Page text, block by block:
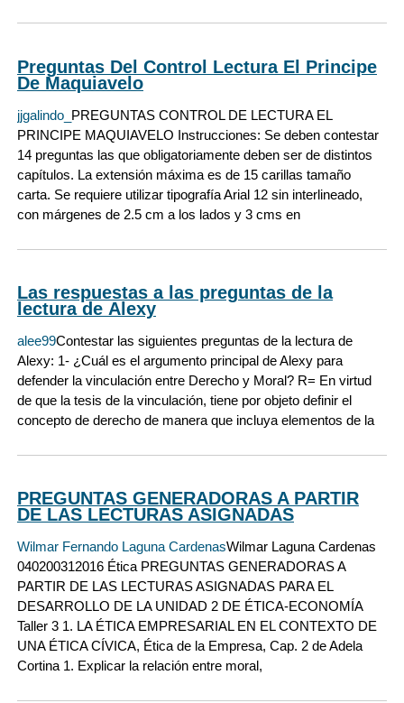
Preguntas Del Control Lectura El Principe
De Maquiavelo
jjgalindo_ PREGUNTAS CONTROL DE LECTURA EL
PRINCIPE MAQUIAVELO Instrucciones: Se deben contestar
14 preguntas las que obligatoriamente deben ser de distintos
capítulos. La extensión máxima es de 15 carillas tamaño
carta. Se requiere utilizar tipografía Arial 12 sin interlineado,
con márgenes de 2.5 cm a los lados y 3 cms en
Las respuestas a las preguntas de la
lectura de Аlexу
alee99Contestar las siguientes preguntas de la lectura de
Alexy: 1- ¿Cuál es el argumento principal de Alexy para
defender la vinculación entre Derecho y Moral? R= En virtud
de que la tesis de la vinculación, tiene por objeto definir el
concepto de derecho de manera que incluya elementos de la
PREGUNTAS GENERADORAS A PARTIR
DE LAS LECTURAS ASIGNADAS
Wilmar Fernando Laguna CardenasWilmar Laguna Cardenas
040200312016 Ética PREGUNTAS GENERADORAS A
PARTIR DE LAS LECTURAS ASIGNADAS PARA EL
DESARROLLO DE LA UNIDAD 2 DE ÉTICA-ECONOMÍA
Taller 3 1. LA ÉTICA EMPRESARIAL EN EL CONTEXTO DE
UNA ÉTICA CÍVICA, Ética de la Empresa, Cap. 2 de Adela
Cortina 1. Explicar la relación entre moral,